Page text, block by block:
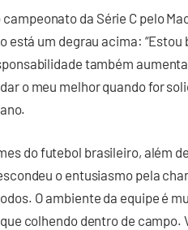
da Série C pelo
está um degrau acima: “Estou
também
o meu melhor quando for
do futebol brasileiro, além
o entusiasmo pela
O ambiente da equipe é
colhendo dentro de campo.